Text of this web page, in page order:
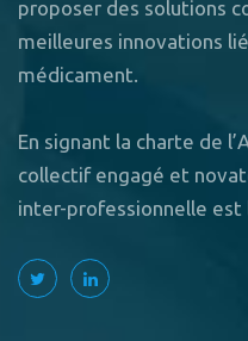
proposer des solutions
meilleures innovations
médicament.
En signant la charte de
collectif engagé et
inter-professionnelle est